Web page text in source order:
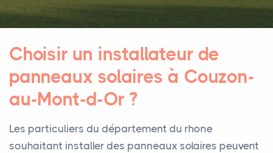
Choisir un installateur de
panneaux solaires à Couzon-
au-Mont-d-Or ?
Les particuliers du département du rhone
souhaitant installer des panneaux solaires peuvent